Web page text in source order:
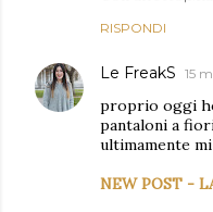
RISPONDI
Le FreakS 15
proprio oggi
pantaloni a
ultimamente
NEW POST -